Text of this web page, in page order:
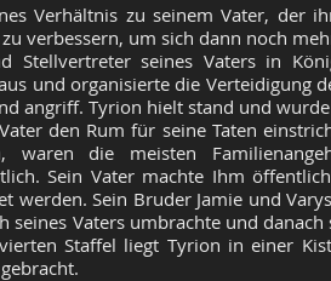
Verhältnis zu seinem Vater, der
verbessern, um sich dann noch
Stellvertreter seines Vaters in
und organisierte die Verteidigung
angriff. Tyrion hielt stand und
den Rum für seine Taten
waren die meisten
Sein Vater machte Ihm
werden. Sein Bruder Jamie und
seines Vaters umbrachte und
Staffel liegt Tyrion in einer